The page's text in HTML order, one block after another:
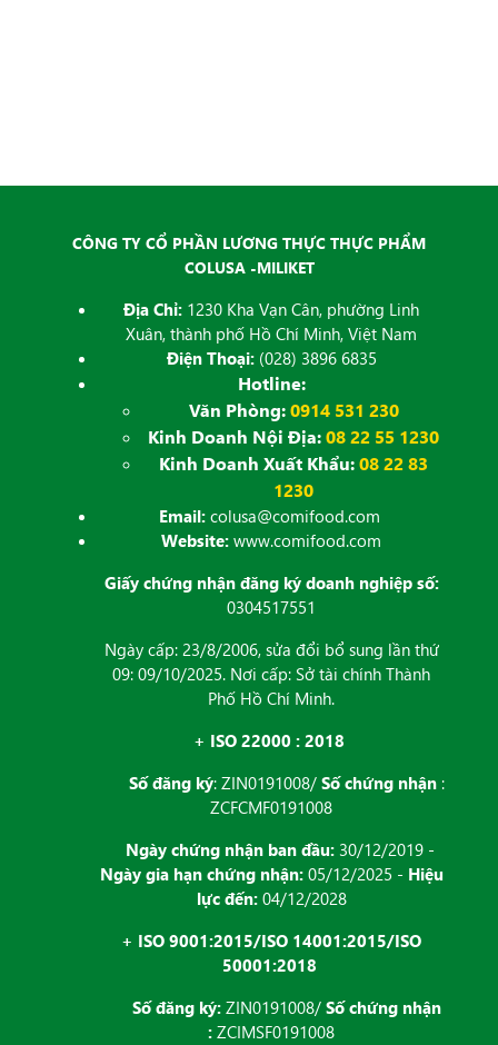
CÔNG TY CỔ PHẦN LƯƠNG THỰC THỰC PHẨM
COLUSA -MILIKET
Địa Chỉ: 1230 Kha Vạn Cân, phường Linh
Xuân, thành phố Hồ Chí Minh, Việt Nam
Điện Thoại:(028) 3896 6835
Hotline:
Văn Phòng: 0914 531 230
Kinh Doanh Nội Địa:08 22 55 1230
Kinh Doanh Xuất Khẩu:08 22 83
1230
Email:colusa@comifood.com
Website: www.comifood.com
Giấy chứng nhận đăng ký doanh nghiệp số:
0304517551
Ngày cấp: 23/8/2006, sửa đổi bổ sung lần thứ
09: 09/10/2025. Nơi cấp: Sở tài chính Thành
Phố Hồ Chí Minh.
+ ISO 22000 : 2018
Số đăng ký: ZIN0191008/ Số chứng nhận :
ZCFCMF0191008
Ngày chứng nhận ban đầu: 30/12/2019 -
Ngày gia hạn chứng nhận:05/12/2025 - Hiệu
lực đến:04/12/2028
+ ISO 9001:2015/ISO 14001:2015/ISO
50001:2018
Số đăng ký: ZIN0191008/ Số chứng nhận
: ZCIMSF0191008